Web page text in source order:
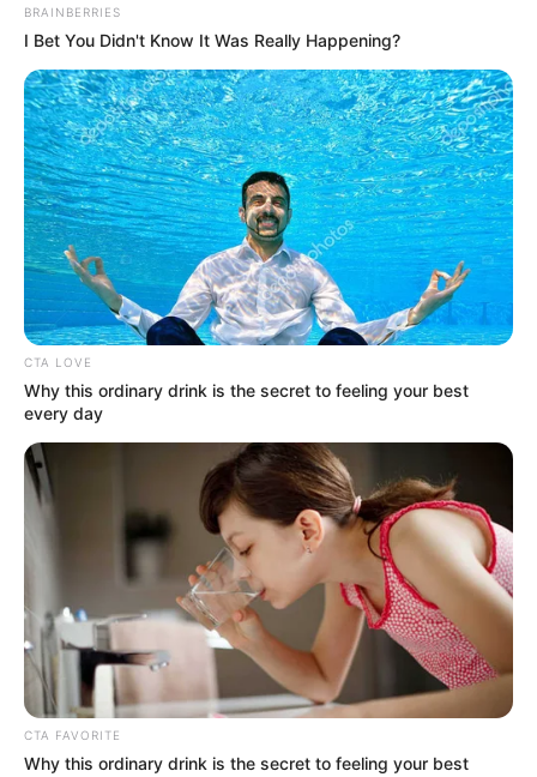
เดือน กรกฎาคม
ศุกร์ที่ 3 กรกฎาคม 256310.35-13.45 น. คน
เกิดวันอาทิตย์ห้ามให้ฤกษ์นี้
จันทร์ที่ 6 กรกฎาคม 256313.45-16.15 น. คน
เกิดวันอาทิตย์ห้ามให้ฤกษ์นี้
พฤหัสบดีที่ 16 กรกฎาคม 256315.25-16.35 น. คนเกิด
วันพุธกลางคืนห้ามใช้ฤกษ์นี้
อาทิตย์ที่ 19 กรกฎาคม 256309.15-12.45 น. คนเกิด
วันจันทร์ห้ามใช้ฤกษ์นี้
เสาร์ที่ 25 กรกฎาคม 256316.35-19.45 น. คน
เกิดวันพฤหัสบดีห้ามให้ฤกษ์นี้
เดือน สิงหาคม
อาทิตย์ที่ 2 สิงหาคม 2563
09.45-12.55 น. คนเกิด
วันจันทร์ห้ามใช้ฤกษ์นี้
จันทร์ที่ 3 สิงหาคม 256310.45-14.55 น. คนเกิด
วันอาทิตย์ห้ามให้ฤกษ์นี้
พฤหัสบดีที่ 6 สิงหาคม 2563 09.05-13.45 น. คนเกิด
วันพุธกลางคืนห้ามใช้ฤกษ์นี้
จันทร์ที่ 17 สิงหาคม 256309.15-11.55 น. คนเกิด
วันอาทิตย์ห้ามให้ฤกษ์นี้
ศุกร์ที่ 21 สิงหาคม 256309.15-12.35 น. คนเกิด
BRAINBERRIES
I Bet You Didn't Know It Was Really Happening?
CTA LOVE
Why this ordinary drink is the secret to feeling your best
every day
CTA FAVORITE
Why this ordinary drink is the secret to feeling your best